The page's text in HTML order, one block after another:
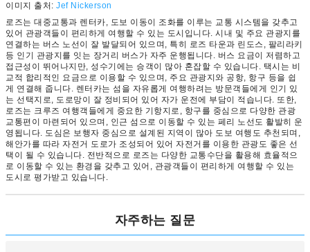
이미지 출처: Jef Nickerson
로즈는 대중교통과 렌터카, 도보 이동이 조화를 이루는 교통 시스템을 갖추고
있어 관광객들이 편리하게 여행할 수 있는 도시입니다. 시내 및 주요 관광지를
연결하는 버스 노선이 잘 발달되어 있으며, 특히 로즈 타운과 린도스, 팔리라키
등 인기 관광지를 잇는 장거리 버스가 자주 운행됩니다. 버스 요금이 저렴하고
접근성이 뛰어나지만, 성수기에는 승객이 많아 혼잡할 수 있습니다. 택시는 비
교적 합리적인 요금으로 이용할 수 있으며, 주요 관광지와 공항, 항구 등을 쉽
게 연결해 줍니다. 렌터카는 섬을 자유롭게 여행하려는 방문객들에게 인기 있
는 선택지로, 도로망이 잘 정비되어 있어 자가 운전에 부담이 적습니다. 또한,
로즈는 크루즈 여행객들에게 중요한 기항지로, 항구를 중심으로 다양한 관광
교통편이 마련되어 있으며, 인근 섬으로 이동할 수 있는 페리 노선도 활발히 운
영됩니다. 도심은 보행자 중심으로 설계된 지역이 많아 도보 여행도 추천되며,
해안가를 따라 자전거 도로가 조성되어 있어 자전거를 이용한 관광도 좋은 선
택이 될 수 있습니다. 전반적으로 로즈는 다양한 교통수단을 활용해 효율적으
로 이동할 수 있는 환경을 갖추고 있어, 관광객들이 편리하게 여행할 수 있는
도시로 평가받고 있습니다.
자주하는 질문